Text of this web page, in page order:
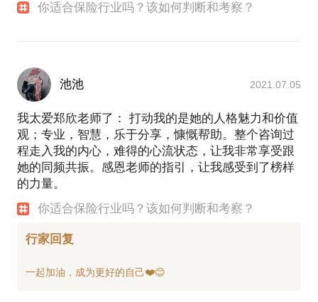
你适合保险行业吗？该如何判断和考察？
池池 2021.07.05
我太爱郑欣老师了： 打动我的是她的人格魅力和价值
观；专业，智慧，乐于分享，慷慨帮助。整个咨询过
程走入我的内心，难得的心流状态，让我非常享受跟
她的同频共振。感恩老师的指引，让我感受到了榜样
的力量。
你适合保险行业吗？该如何判断和考察？
行家回复